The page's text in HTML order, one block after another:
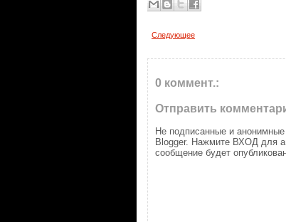
Следующее
0 коммент.:
Отправить
Не подписанные и
Blogger. Нажмите ВХОД для
сообщение будет